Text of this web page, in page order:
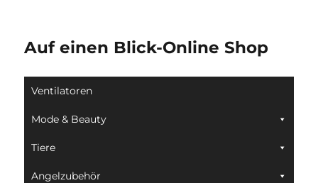
Auf einen Blick-Online Shop
Ventilatoren
Mode & Beauty
Tiere
Angelzubehör